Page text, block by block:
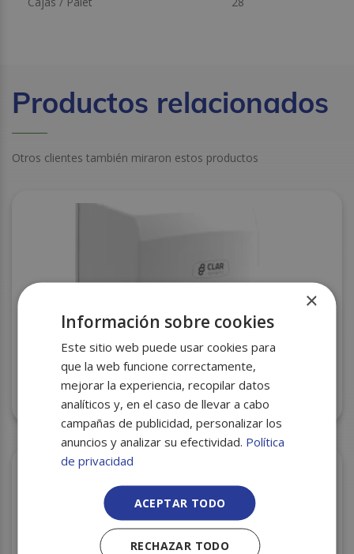
Productos relacionados
Otros clientes también miraron estos productos
DISPENSADOR MECHA ABS BLANCO REF. M1100PB
CLAR
×
Información sobre cookies
Este sitio web puede usar cookies para
que la web funcione correctamente,
mejorar la experiencia, recopilar datos
analíticos y, en el caso de llevar a cabo
campañas de publicidad, personalizar los
anuncios y analizar su efectividad. Política
de privacidad
ACEPTAR TODO
RECHAZAR TODO